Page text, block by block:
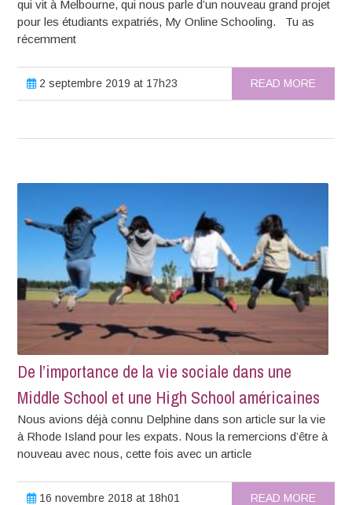
qui vit à Melbourne, qui nous parle d’un nouveau grand projet
pour les étudiants expatriés, My Online Schooling. Tu as
récemment
2 septembre 2019 at 17h23 READ MORE
De l’importance de la vie sociale dans une
Middle School et une High School américaines
Nous avions déjà connu Delphine dans son article sur la vie
à Rhode Island pour les expats. Nous la remercions d’être à
nouveau avec nous, cette fois avec un article
16 novembre 2018 at 18h01 READ MORE